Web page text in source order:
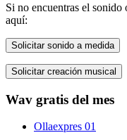
Si no encuentras el sonido
aquí:
Solicitar sonido a medida
Solicitar creación musical
Wav gratis del mes
Ollaexpres 01